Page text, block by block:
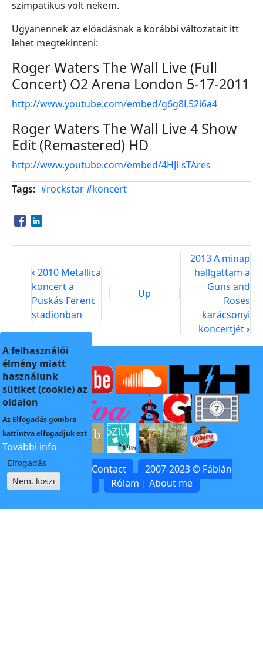
szimpatikus volt nekem.
Ugyanennek az előadásnak a korábbi változatait itt
lehet megtekinteni:
Roger Waters The Wall Live (Full
Concert) O2 Arena London 5-17-2011
http://www.youtube.com/embed/g6g8L52i6a4
Roger Waters The Wall Live 4 Show
Edit (Remastered) HD
http://www.youtube.com/embed/4HJl-sTAres
Tags #rockstar#koncert
Opens in a new window
Opens in a new window
‹ 2010 Metallica
koncert a
Puskás Ferenc
stadionban
Up
2013 A minap
hallgattam a
Guns and
Roses
karácsonyi
koncertjét›
Kapcsolat | Contact
2007-2023 © Fábián
Rólam | About me
A felhasználói
élmény miatt
használunk
sütiket (cookie) az
oldalon
Az Elfogadásgombra
kattintva elfogadjuk ezt
További info
Elfogadás
Nem, köszi